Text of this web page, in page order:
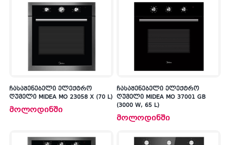
ჩასაშენებელი ელექტრო
ღუმელი MIDEA MO 23058 X (70 L)
მოლოდინში
ჩასაშენებელი ელექტრო
ღუმელი MIDEA MO 37001 GB
(3000 W, 65 L)
მოლოდინში